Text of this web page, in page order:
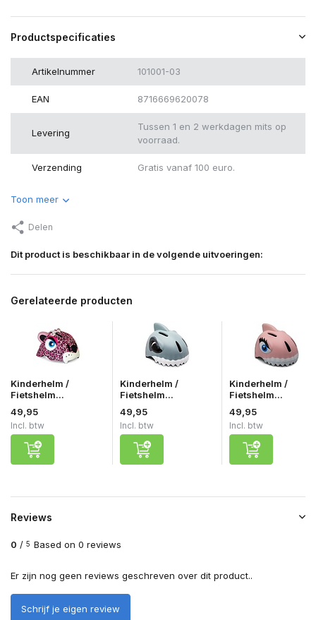
Productspecificaties
Artikelnummer 101001-03
EAN 8716669620078
Levering
Tussen 1 en 2 werkdagen mits op
voorraad.
Verzending Gratis vanaf 100 euro.
Toon meer
Delen
Dit product is beschikbaar in de volgende uitvoeringen:
Gerelateerde producten
Kinderhelm /
Fietshelm...
49,95
Incl. btw
Kinderhelm /
Fietshelm...
49,95
Incl. btw
Kinderhelm /
Fietshelm...
49,95
Incl. btw
Reviews
0 / 5 Based on 0 reviews
Er zijn nog geen reviews geschreven over dit product..
Schrijf je eigen review